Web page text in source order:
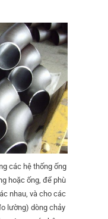
các hệ thống ống
hoặc ống, để phù
nhau, và cho các
lường) dòng chảy